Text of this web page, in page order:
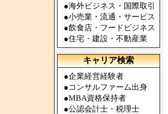
●海外ビジネス・国際取引
●小売業・流通・サービス
●飲食店・フードビジネス
●住宅・建設・不動産業
キャリア検索
●企業経営経験者
● コンサルファーム出身
●MBA資格保持者
●公認会計士・税理士